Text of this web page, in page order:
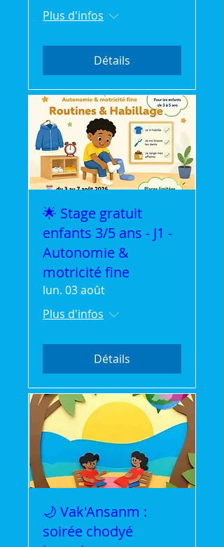
Plus d'infos
Détails
🌟 Stage gratuit
enfants 3/5 ans - J1 -
Autonomie &
motricité fine
lun. 03 août
Plus d'infos
Détails
🌙 Vak'Ansanm :
soirée chodyé